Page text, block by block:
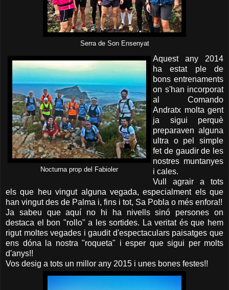
Serra de Son Ensenyat
Nocturna prop del Fabioler
Aquest any 2014
ha estat ple de
bons entrenaments
on s'han incorporat
al Comando
Andratx molta gent
ja sigui perquè
preparaven alguna
ultra o pel simple
fet de gaudir de les
nostres muntanyes
i cales.
Vull agrair a tots
els que heu vingut alguna vegada, especialment els que
han vingut des de Palma i, fins i tot, Sa Pobla o més enfora!!
Ja sabeu que aquí no hi ha nivells sinó persones on
destaca el bon "rollo" a les sortides. La veritat és que hem
rigut moltes vegades i gaudit d'espectaculars paisatges que
ens dóna la nostra "roqueta" i esper que sigui per molts
d'anys!!
Vos desig a tots un millor any 2015 i unes bones festes!!